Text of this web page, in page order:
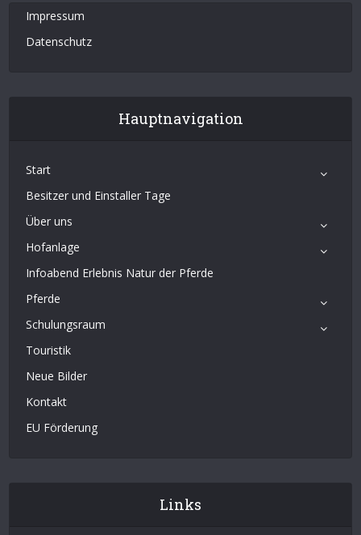
Impressum
Datenschutz
Hauptnavigation
Start
Besitzer und Einstaller Tage
Über uns
Hofanlage
Infoabend Erlebnis Natur der Pferde
Pferde
Schulungsraum
Touristik
Neue Bilder
Kontakt
EU Förderung
Links